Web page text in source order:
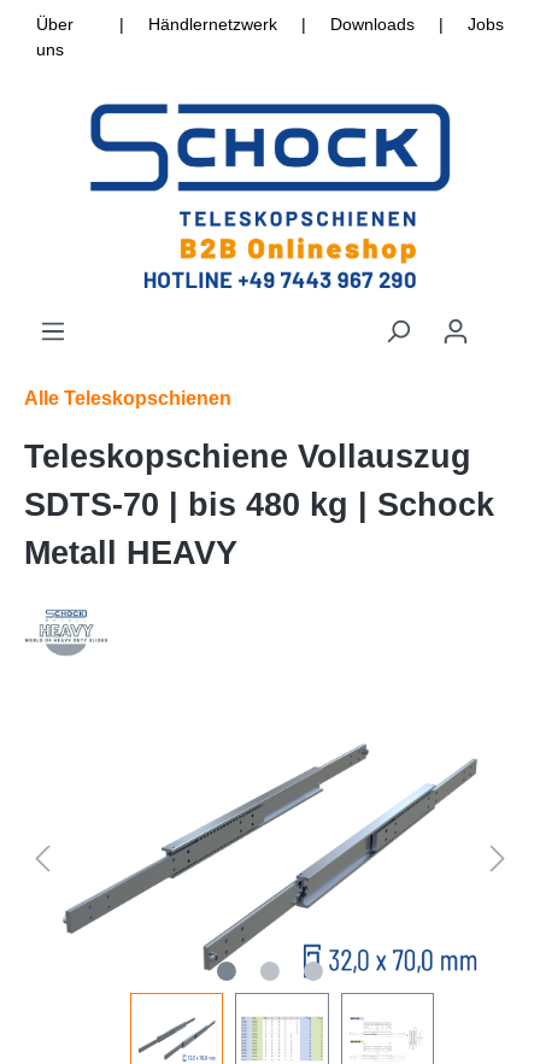
Über
uns
| Händlernetzwerk | Downloads | Jobs
Alle Teleskopschienen
Teleskopschiene Vollauszug
SDTS-70 | bis 480 kg | Schock
Metall HEAVY